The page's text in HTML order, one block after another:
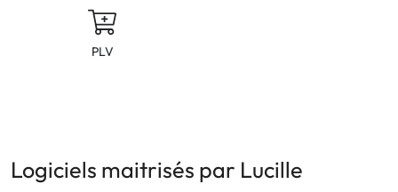
PLV
Logiciels maitrisés par Lucille